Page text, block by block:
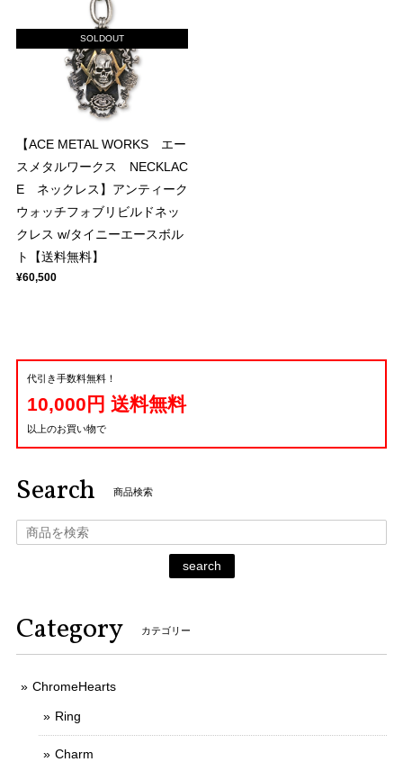
SOLDOUT
【ACE METAL WORKS エー
スメタルワークス NECKLAC
E ネックレス】アンティーク
ウォッチフォブリビルドネッ
クレス w/タイニーエースボル
ト【送料無料】
¥60,500
代引き手数料無料！
10,000円 送料無料
以上のお買い物で
Search 商品検索
search
Category カテゴリー
ChromeHearts
Ring
Charm